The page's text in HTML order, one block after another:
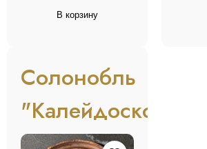
В корзину
Солонобль
"Калейдоскоп"